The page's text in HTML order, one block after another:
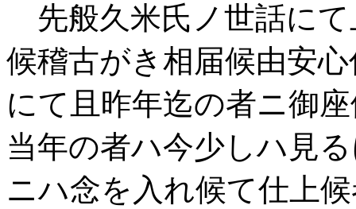
先般久米氏ノ世話にて
候稽古がき相届候由安
にて且昨年迄の者ニ御
当年の者ハ今少しハ見
ニハ念を入れ候て仕上